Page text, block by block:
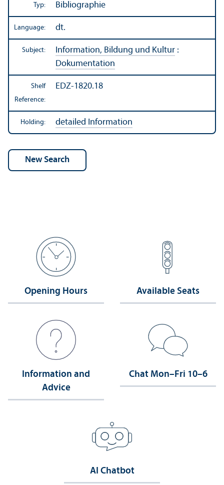
Typ: Bibliographie
Language: dt.
Subject: Information, Bildung und Kultur :
Dokumentation
Shelf
Reference:
EDZ-1820.18
Holding: detailed Information
Opening Hours Available Seats
Information and
Advice
Chat Mon–Fri 10–6
AI Chatbot